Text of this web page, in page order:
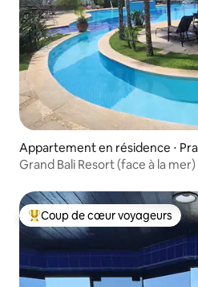
Appartement en résidence ⋅
atuba
Grand Bali Resort (face à la mer)
Coups de cœur voyageurs les
Coup de cœur voyageurs